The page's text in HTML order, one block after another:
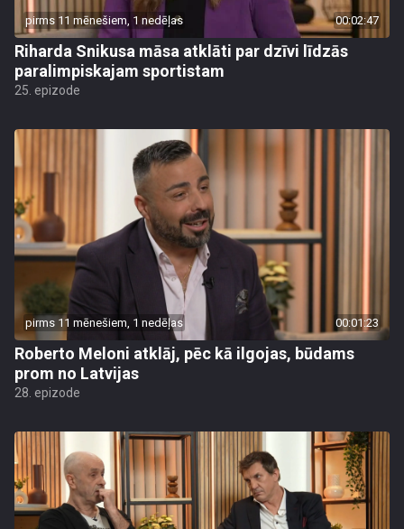
pirms 11 mēnešiem, 1 nedēļas 00:02:47
Riharda Snikusa māsa atklāti par dzīvi līdzās
paralimpiskajam sportistam
25. epizode
pirms 11 mēnešiem, 1 nedēļas 00:01:23
Roberto Meloni atklāj, pēc kā ilgojas, būdams
prom no Latvijas
28. epizode